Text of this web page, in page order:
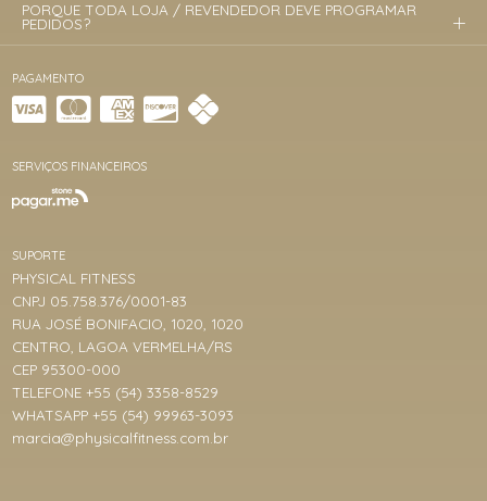
PAGAMENTO
SERVIÇOS FINANCEIROS
SUPORTE
PHYSICAL FITNESS
CNPJ 05.758.376/0001-83
RUA JOSÉ BONIFACIO, 1020, 1020
CENTRO, LAGOA VERMELHA/RS
CEP 95300-000
TELEFONE +55 (54) 3358-8529
WHATSAPP +55 (54) 99963-3093
marcia@physicalfitness.com.br
PORQUE TODA LOJA / REVENDEDOR DEVE PROGRAMAR
PEDIDOS?